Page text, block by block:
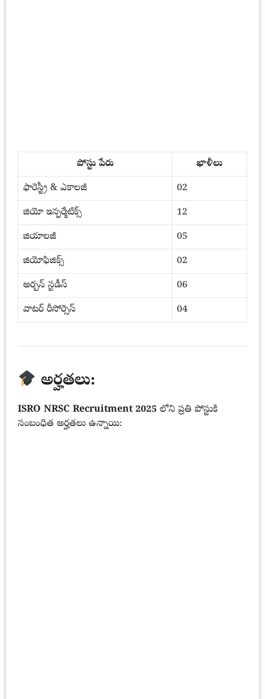
పోస్టు పేరు
ఖాళీలు
ఫారెస్ట్రీ & ఎకాలజీ
02
జియో ఇన్ఫర్మేటిక్స్
12
జియాలజీ
05
జియోఫిజిక్స్
02
అర్బన్ స్టడీస్
06
వాటర్ రీసోర్సెస్
04
అర్హతలు:
ISRO NRSC Recruitment 2025 లోని ప్రతి పోస్టుకి
సంబంధిత అర్హతలు ఉన్నాయి: